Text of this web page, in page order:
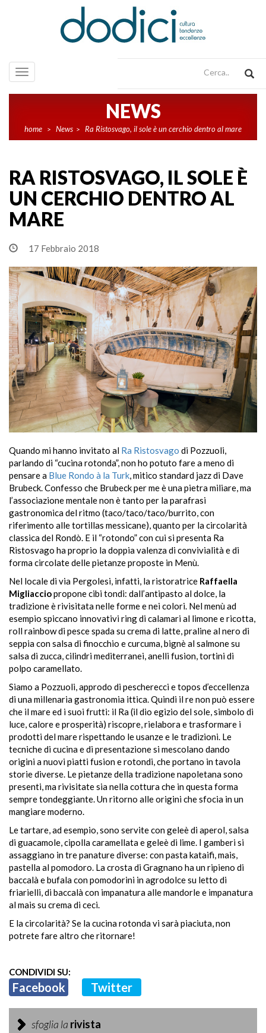
Toggle
navigation
NEWS
home > News > Ra Ristosvago, il sole è un cerchio dentro al mare
RA RISTOSVAGO, IL SOLE È
UN CERCHIO DENTRO AL
MARE
17 Febbraio 2018
Quando mi hanno invitato al Ra Ristosvago di Pozzuoli,
parlando di “cucina rotonda”, non ho potuto fare a meno di
pensare a Blue Rondo à la Turk, mitico standard jazz di Dave
Brubeck. Confesso che Brubeck per me è una pietra miliare, ma
l’associazione mentale non è tanto per la parafrasi
gastronomica del ritmo (taco/taco/taco/burrito, con
riferimento alle tortillas messicane), quanto per la circolarità
classica del Rondò. E il “rotondo” con cui si presenta Ra
Ristosvago ha proprio la doppia valenza di convivialità e di
forma circolate delle pietanze proposte in Menù.
Nel locale di via Pergolesi, infatti, la ristoratrice Raffaella
Migliacciopropone cibi tondi: dall’antipasto al dolce, la
tradizione è rivisitata nelle forme e nei colori. Nel menù ad
esempio spiccano innovativi ring di calamari al limone e ricotta,
roll rainbow di pesce spada su crema di latte, praline al nero di
seppia con salsa di finocchio e curcuma, bignè al salmone su
salsa di zucca, cilindri mediterranei, anelli fusion, tortini di
polpo caramellato.
Siamo a Pozzuoli, approdo di pescherecci e topos d’eccellenza
di una millenaria gastronomia ittica. Quindi il re non può essere
che il mare ed i suoi frutti: il Ra (il dio egizio del sole, simbolo di
luce, calore e prosperità) riscopre, rielabora e trasformare i
prodotti del mare rispettando le usanze e le tradizioni. Le
tecniche di cucina e di presentazione si mescolano dando
origini a nuovi piatti fusion e rotondi, che portano in tavola
storie diverse. Le pietanze della tradizione napoletana sono
presenti, ma rivisitate sia nella cottura che in questa forma
sempre tondeggiante. Un ritorno alle origini che sfocia in un
mangiare moderno.
Le tartare, ad esempio, sono servite con geleè di aperol, salsa
di guacamole, cipolla caramellata e geleè di lime. I gamberi si
assaggiano in tre panature diverse: con pasta kataifi, mais,
pastella al pomodoro. La crosta di Gragnano ha un ripieno di
baccalà e bufala con pomodorini in agrodolce su letto di
friarielli, di baccalà con impanatura alle mandorle e impanatura
al mais su crema di ceci.
E la circolarità? Se la cucina rotonda vi sarà piaciuta, non
potrete fare altro che ritornare!
CONDIVIDI SU:
Facebook Twitter
sfoglia la rivista